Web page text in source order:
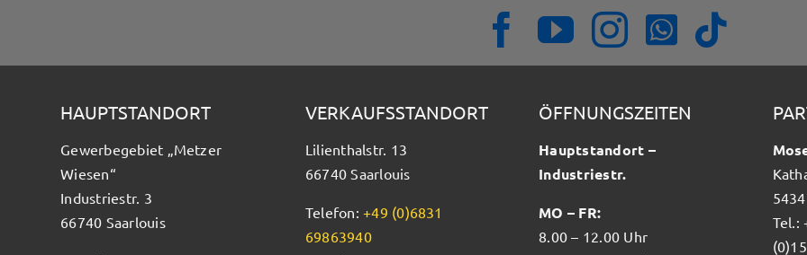
HAUPTSTANDORT
Gewerbegebiet „Metzer
Wiesen“
Industriestr. 3
66740 Saarlouis
VERKAUFSSTANDORT
Lilienthalstr. 13
66740 Saarlouis
Telefon:+49 (0)6831
69863940
ÖFFNUNGSZEITEN
Hauptstandort –
Industriestr.
MO – FR:
8.00 – 12.00 Uhr
Tel.: